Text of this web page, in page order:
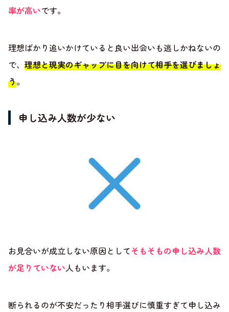
率が高いです。
理想ばかり追いかけていると良い出会いも逃しかねないの
で、 理想と現実のギャップに目を向けて相手を選びましょ
う。
申し込み人数が少ない
お見合いが成立しない原因としてそもそもの申し込み人数
が足りていない人もいます。
断られるのが不安だったり相手選びに慎重すぎて申し込み